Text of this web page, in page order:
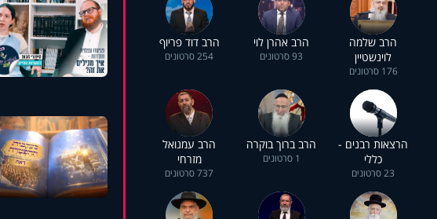
הרב שלמה
לוינשטיין
176 סרטונים
הרב אהרן לוי
93 סרטונים
הרב דוד פריוף
254 סרטונים
הרצאות רבנים -
כללי
23 סרטונים
הרב ברוך בוקרה
1 סרטונים
הרב עמנואל
מזרחי
737 סרטונים